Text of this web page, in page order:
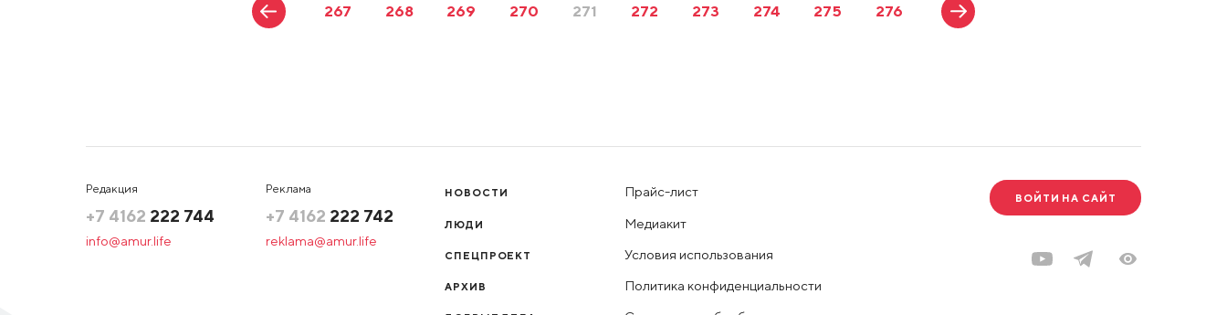
267 268 269 270 271 272 273 274 275 276
Редакция
+7 4162 222 744
info@amur.life
Реклама
+7 4162 222 742
reklama@amur.life
НОВОСТИ
ЛЮДИ
СПЕЦПРОЕКТ
АРХИВ
Прайс-лист
Медиакит
Условия использования
Политика конфиденциальности
ВОЙТИ НА САЙТ